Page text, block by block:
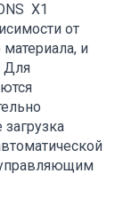
X1
от
и
Для
управляющим